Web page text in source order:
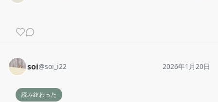
soi@soi_i22 2026年1月20日
読み終わった